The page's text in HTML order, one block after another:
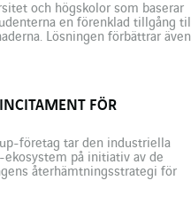
och högskolor som baserar
en förenklad tillgång till
Lösningen förbättrar även
FÖR
företag tar den industriella
på initiativ av de
återhämtningsstrategi för